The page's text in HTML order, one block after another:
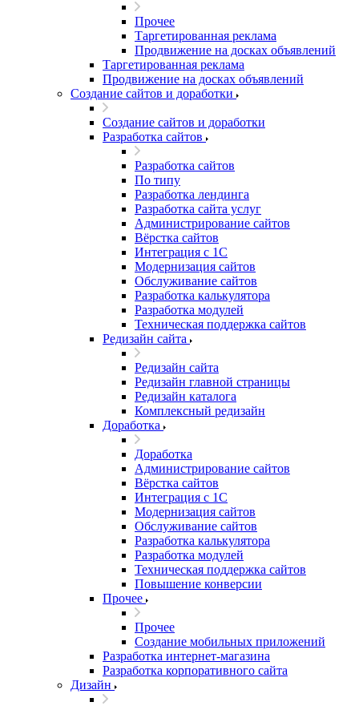
Прочее
Таргетированная реклама
Продвижение на досках объявлений
Таргетированная реклама
Продвижение на досках объявлений
Создание сайтов и доработки
Создание сайтов и доработки
Разработка сайтов
Разработка сайтов
По типу
Разработка лендинга
Разработка сайта услуг
Администрирование сайтов
Вёрстка сайтов
Интеграция с 1С
Модернизация сайтов
Обслуживание сайтов
Разработка калькулятора
Разработка модулей
Техническая поддержка сайтов
Редизайн сайта
Редизайн сайта
Редизайн главной страницы
Редизайн каталога
Комплексный редизайн
Доработка
Доработка
Администрирование сайтов
Вёрстка сайтов
Интеграция с 1С
Модернизация сайтов
Обслуживание сайтов
Разработка калькулятора
Разработка модулей
Техническая поддержка сайтов
Повышение конверсии
Прочее
Прочее
Создание мобильных приложений
Разработка интернет-магазина
Разработка корпоративного сайта
Дизайн